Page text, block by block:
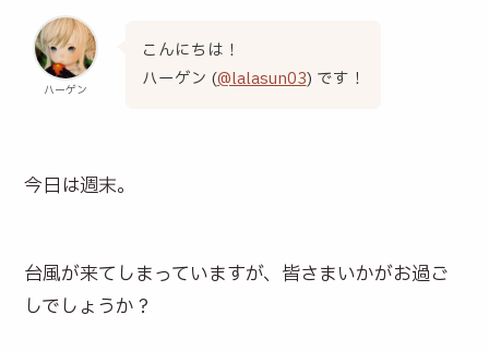
ハーゲン
こんにちは！
ハーゲン (@lalasun03) です！
今日は週末。
台風が来てしまっていますが、皆さまいかがお過ご
しでしょうか？